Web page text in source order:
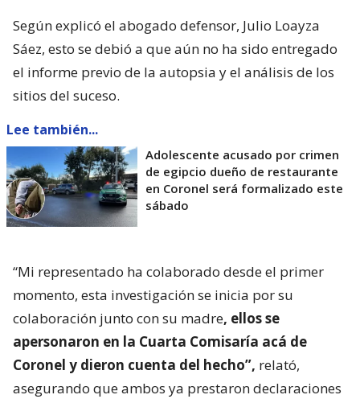
Según explicó el abogado defensor, Julio Loayza
Sáez, esto se debió a que aún no ha sido entregado
el informe previo de la autopsia y el análisis de los
sitios del suceso.
Lee también...
Adolescente acusado por crimen
de egipcio dueño de restaurante
en Coronel será formalizado este
sábado
“Mi representado ha colaborado desde el primer
momento, esta investigación se inicia por su
colaboración junto con su madre, ellos se
apersonaron en la Cuarta Comisaría acá de
Coronel y dieron cuenta del hecho”, relató,
asegurando que ambos ya prestaron declaraciones